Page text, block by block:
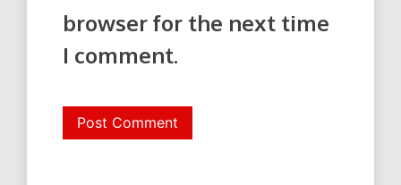
browser for the next time
I comment.